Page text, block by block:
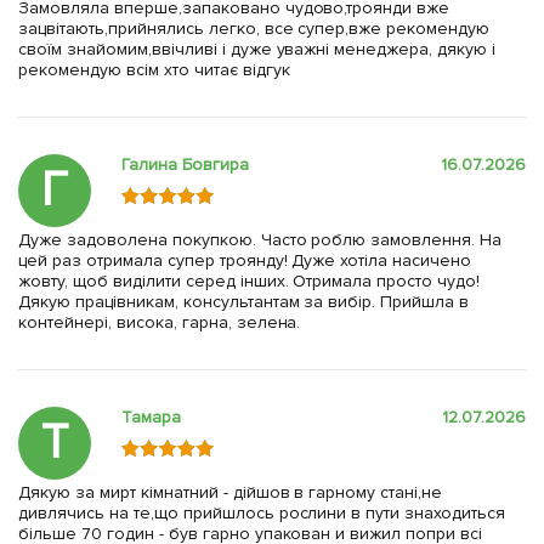
Замовляла вперше,запаковано чудово,троянди вже
зацвітають,прийнялись легко, все супер,вже рекомендую
своїм знайомим,ввічливі і дуже уважні менеджера, дякую і
рекомендую всім хто читає відгук
Г Галина Бовгира 16.07.2026
Дуже задоволена покупкою. Часто роблю замовлення. На
цей раз отримала супер троянду! Дуже хотіла насичено
жовту, щоб виділити серед інших. Отримала просто чудо!
Дякую працівникам, консультантам за вибір. Прийшла в
контейнері, висока, гарна, зелена.
Т Тамара 12.07.2026
Дякую за мирт кімнатний - дійшов в гарному стані,не
дивлячись на те,що прийшлось рослини в пути знаходиться
більше 70 годин - був гарно упакован и вижил попри всі